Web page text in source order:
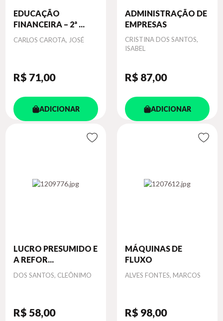
EDUCAÇÃO
FINANCEIRA – 2ª ...
Autor
CARLOS CAROTA, JOSÉ
R$ 71,00
ADICIONAR
ADMINISTRAÇÃO DE
EMPRESAS
Autor
CRISTINA DOS SANTOS,
ISABEL
R$ 87,00
ADICIONAR
LUCRO PRESUMIDO E
A REFOR...
Autor
DOS SANTOS, CLEÔNIMO
R$ 58,00
MÁQUINAS DE
FLUXO
Autor
ALVES FONTES, MARCOS
R$ 98,00